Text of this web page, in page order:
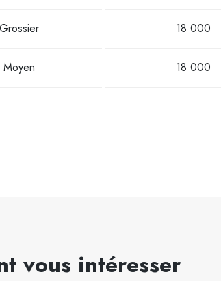
Grossier 18 000
Moyen 18 000
vous intéresser